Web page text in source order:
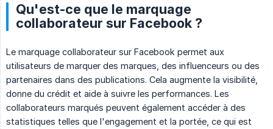
Qu'est-ce que le marquage
collaborateur sur Facebook ?
Le marquage collaborateur sur Facebook permet aux
utilisateurs de marquer des marques, des influenceurs ou des
partenaires dans des publications. Cela augmente la visibilité,
donne du crédit et aide à suivre les performances. Les
collaborateurs marqués peuvent également accéder à des
statistiques telles que l'engagement et la portée, ce qui est